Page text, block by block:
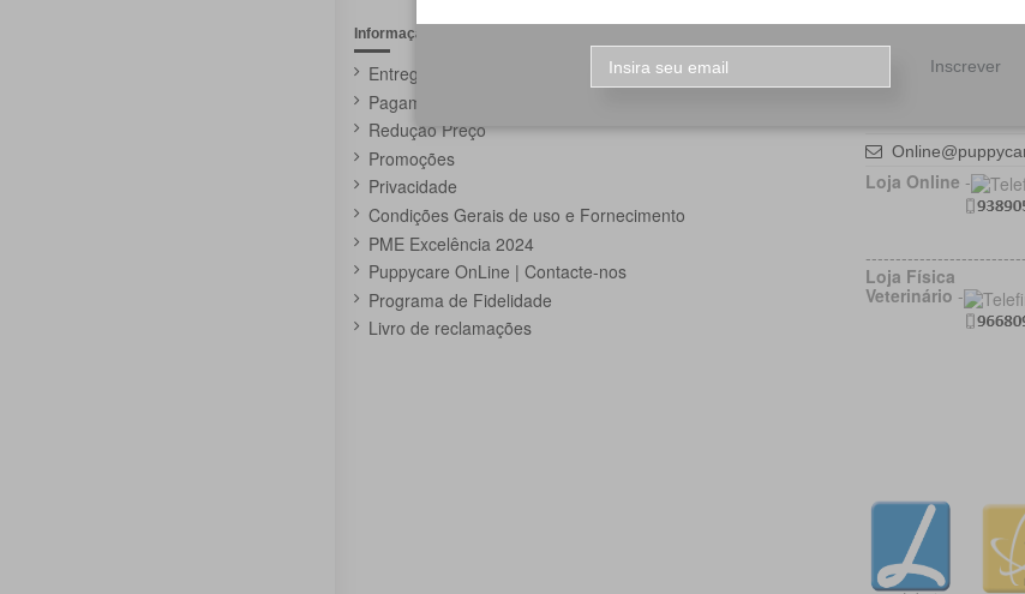
Informação
Entrega
Pagamento
Redução Preço
Promoções
Privacidade
Condições Gerais de uso e Fornecimento
PME Excelência 2024
Puppycare OnLine | Contacte-nos
Programa de Fidelidade
Livro de reclamações
Puppycare
Loja Online -
Loja Física
Veterinário -
Inscrever